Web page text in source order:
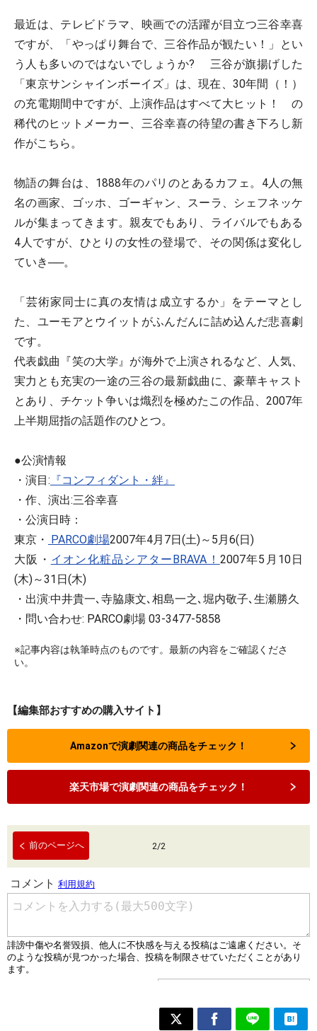
最近は、テレビドラマ、映画での活躍が目立つ三谷幸喜
ですが、「やっぱり舞台で、三谷作品が観たい！」とい
う人も多いのではないでしょうか? 三谷が旗揚げした
「東京サンシャインボーイズ」は、現在、30年間（！）
の充電期間中ですが、上演作品はすべて大ヒット！ の
稀代のヒットメーカー、三谷幸喜の待望の書き下ろし新
作がこちら。
物語の舞台は、1888年のパリのとあるカフェ。4人の無
名の画家、ゴッホ、ゴーギャン、スーラ、シェフネッケ
ルが集まってきます。親友でもあり、ライバルでもある
4人ですが、ひとりの女性の登場で、その関係は変化し
ていき──。
「芸術家同士に真の友情は成立するか」をテーマとし
た、ユーモアとウイットがふんだんに詰め込んだ悲喜劇
です。
代表戯曲『笑の大学』が海外で上演されるなど、人気、
実力とも充実の一途の三谷の最新戯曲に、豪華キャスト
とあり、チケット争いは熾烈を極めたこの作品、2007年
上半期屈指の話題作のひとつ。
●公演情報
・演目: 『コンフィダント・絆』
・作、演出:三谷幸喜
・公演日時：
東京・ PARCO劇場2007年4月7日(土)～5月6(日)
大阪・ イオン化粧品シアターBRAVA！ 2007年5月10日
(木)～31日(木)
・出演:中井貴一､寺脇康文､相島一之､堀内敬子､生瀬勝久
・問い合わせ: PARCO劇場 03-3477-5858
※記事内容は執筆時点のものです。最新の内容をご確認くださ
い。
【編集部おすすめの購入サイト】
Amazonで演劇関連の商品をチェック！
楽天市場で演劇関連の商品をチェック！
前のページへ 2/2